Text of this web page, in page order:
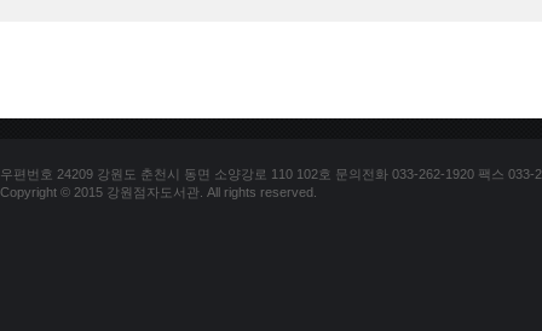
우편번호 24209 강원도 춘천시 동면 소양강로 110 102호 문의전화 033-262-1920 팩스 033-
Copyright © 2015 강원점자도서관. All rights reserved.